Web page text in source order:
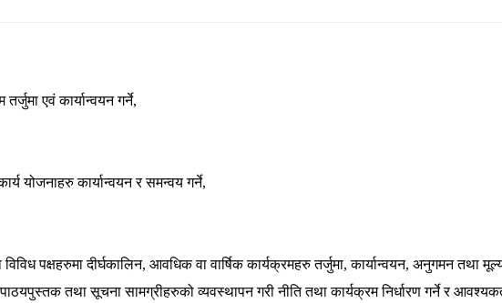
एवं कार्यान्वयन गर्ने,
योजनाहरु कार्यान्वयन र समन्वय गर्ने,
पक्षहरुमा दीर्घकालिन, आवधिक वा वार्षिक कार्यक्रमहरु तर्जुमा, कार्यान्वयन, अनुगमन तथा
तथा सूचना सामग्रीहरुको व्यवस्थापन गरी नीति तथा कार्यक्रम निर्धारण गर्ने र